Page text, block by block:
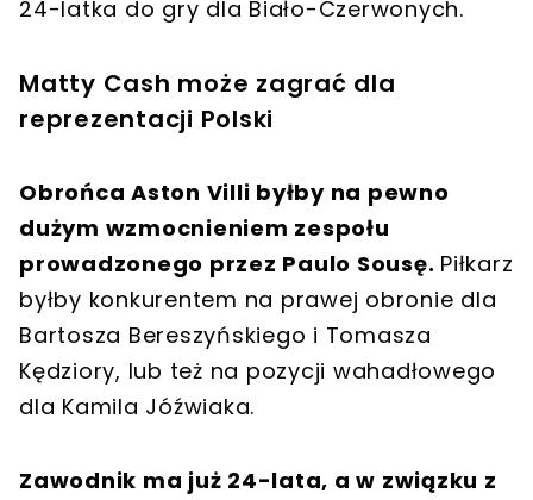
24-latka do gry dla Biało-Czerwonych.
Matty Cash może zagrać dla
reprezentacji Polski
Obrońca Aston Villi byłby na pewno
dużym wzmocnieniem zespołu
prowadzonego przez Paulo Sousę. Piłkarz
byłby konkurentem na prawej obronie dla
Bartosza Bereszyńskiego i Tomasza
Kędziory, lub też na pozycji wahadłowego
dla Kamila Jóźwiaka.
Zawodnik ma już 24-lata, a w związku z